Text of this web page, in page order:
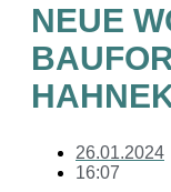
NEUE
26.01.2024
16:07